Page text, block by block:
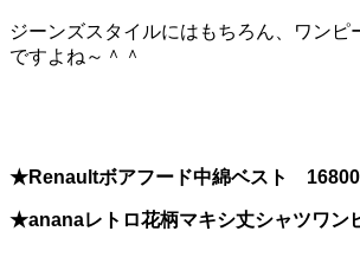
ジーンズスタイルにはもちろん、ワンピ
ですよね～＾＾
★Renaultボアフード中綿ベスト 16800
★ananaレトロ花柄マキシ丈シャツワ